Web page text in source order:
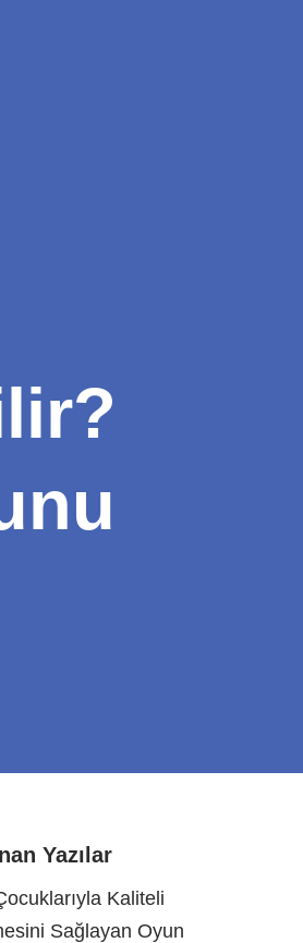
Yazılar
Kaliteli
Sağlayan Oyun